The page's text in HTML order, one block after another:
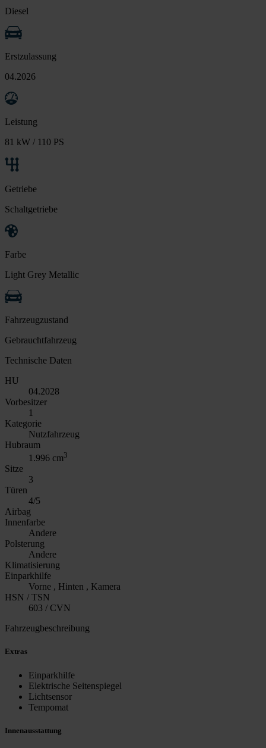
Diesel
Erstzulassung
04.2026
Leistung
81 kW / 110 PS
Getriebe
Schaltgetriebe
Farbe
Light Grey Metallic
Fahrzeugzustand
Gebrauchtfahrzeug
Technische Daten
HU
04.2028
Vorbesitzer
1
Kategorie
Nutzfahrzeug
Hubraum
1.996 cm3
Sitze
3
Türen
4/5
Airbag
Innenfarbe
Andere
Polsterung
Andere
Klimatisierung
Einparkhilfe
Vorne , Hinten , Kamera
HSN / TSN
603 / CVN
Fahrzeugbeschreibung
Extras
Einparkhilfe
Elektrische Seitenspiegel
Lichtsensor
Tempomat
Innenausstattung